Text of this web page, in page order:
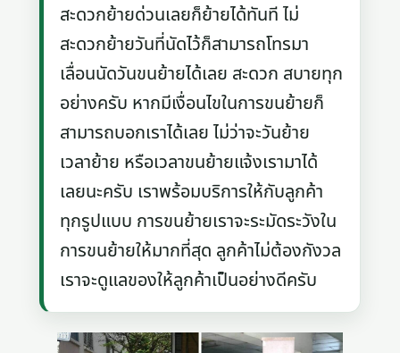
สะดวกย้ายด่วนเลยก็ย้ายได้ทันที ไม่
สะดวกย้ายวันที่นัดไว้ก็สามารถโทรมา
เลื่อนนัดวันขนย้ายได้เลย สะดวก สบายทุก
อย่างครับ หากมีเงื่อนไขในการขนย้ายก็
สามารถบอกเราได้เลย ไม่ว่าจะวันย้าย
เวลาย้าย หรือเวลาขนย้ายแจ้งเรามาได้
เลยนะครับ เราพร้อมบริการให้กับลูกค้า
ทุกรูปแบบ การขนย้ายเราจะระมัดระวังใน
การขนย้ายให้มากที่สุด ลูกค้าไม่ต้องกังวล
เราจะดูแลของให้ลูกค้าเป็นอย่างดีครับ